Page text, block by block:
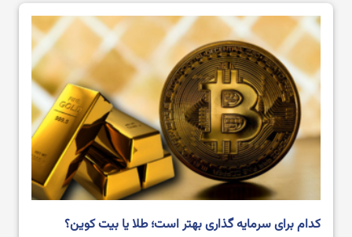
آموزش صرافی Bingx از ثبت نام تا خرید و فروش ارز دیجیتال
کدام برای سرمایه گذاری بهتر است؛ طلا یا بیت کوین؟